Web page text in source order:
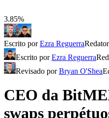
3.85%
Escrito porEzra ReguerraRedator
Escrito porEzra Reguerra
Revisado porBryan O'Shea
CEO da
swaps